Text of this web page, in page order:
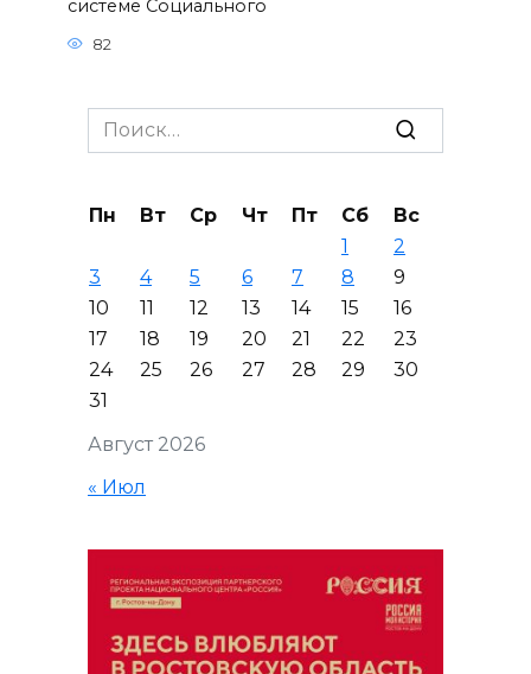
системе Социального
82
Search
for:
Август 2026
Пн Вт Ср Чт Пт Сб
Вс
1
2
3
4 5 6 7 8
9
10
11 12 13 14 15
16
17
18 19 20 21 22
23
24
25 26 27 28 29
30
31
« Июл